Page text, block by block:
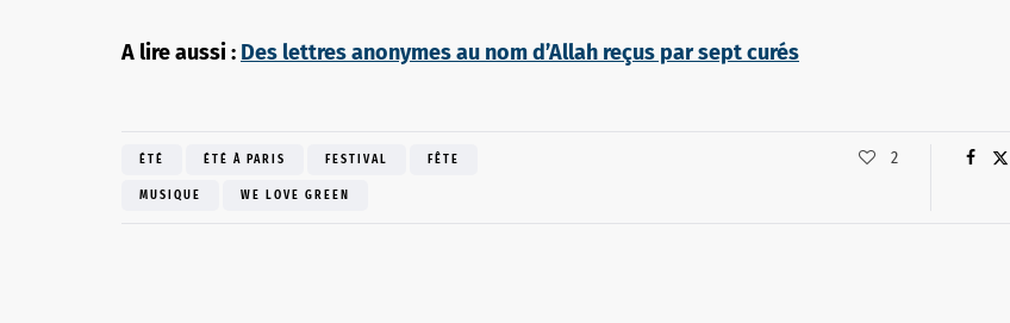
A lire aussi : Des lettres anonymes au nom d’Allah reçus par sept curés
ÉTÉ ÉTÉ À PARIS FESTIVAL FÊTE
MUSIQUE WE LOVE GREEN
2